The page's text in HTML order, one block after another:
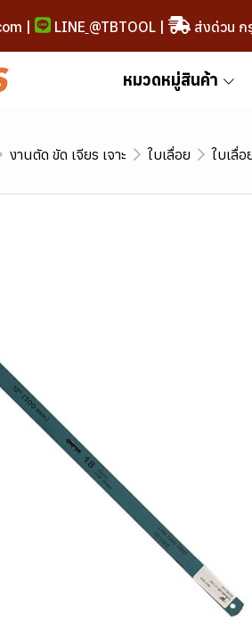
| LINE @TBTOOL| ส่งด่วน ก
หมวดหมู่สินค้า
งานตัด ขัด เจียร เจาะ ใบเลื่อย ใบเลื่อ